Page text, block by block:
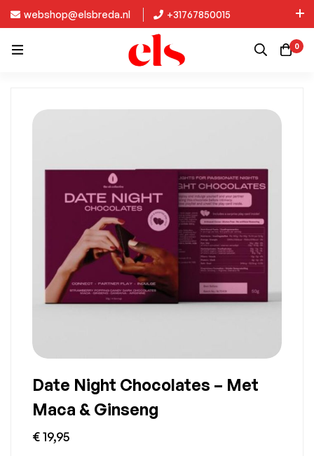
webshop@elsbreda.nl
+31767850015
Nieuw in de collectie: Kinky Diva!
0
Date Night Chocolates – Met
Maca & Ginseng
€19,95